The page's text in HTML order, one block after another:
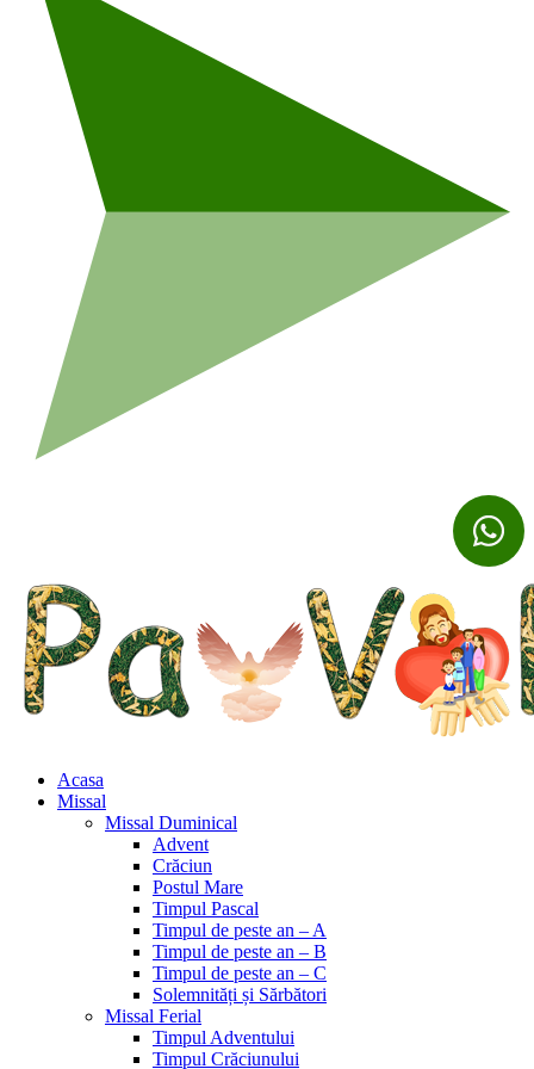
Acasa
Missal
Missal Duminical
Advent
Crăciun
Postul Mare
Timpul Pascal
Timpul de peste an – A
Timpul de peste an – B
Timpul de peste an – C
Solemnități și Sărbători
Missal Ferial
Timpul Adventului
Timpul Crăciunului